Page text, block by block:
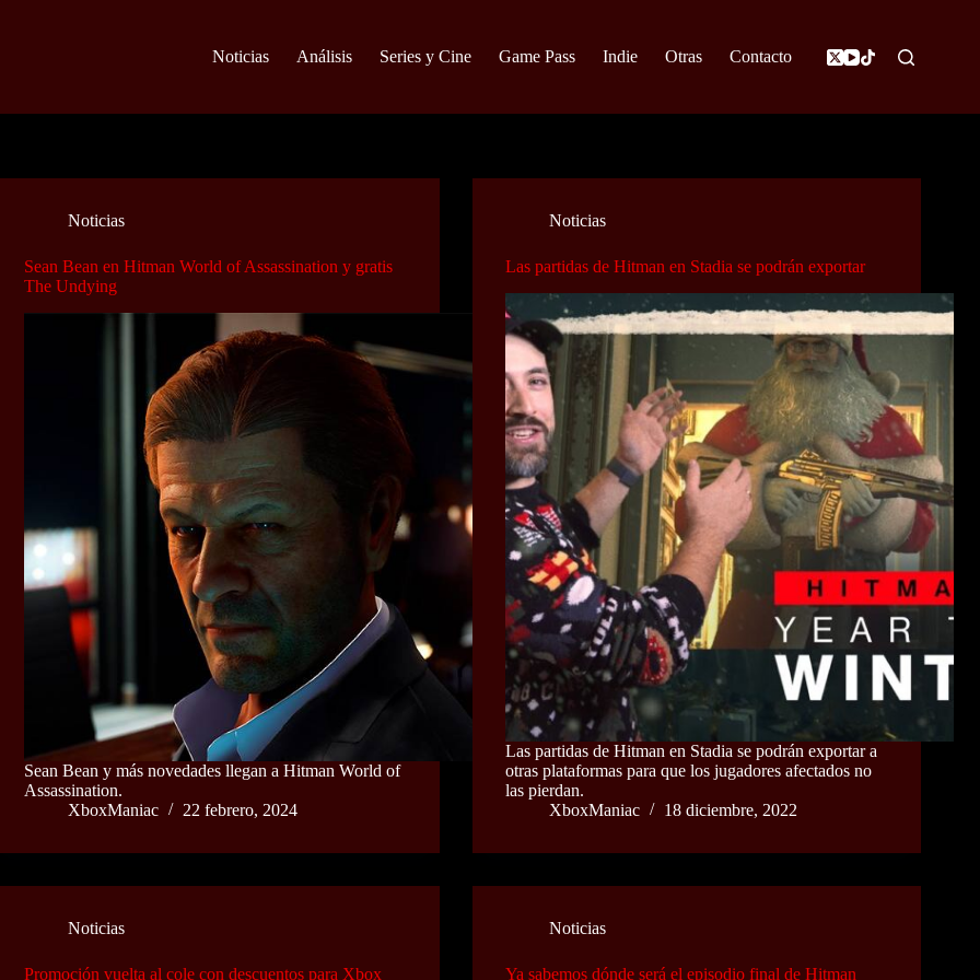
Noticias Análisis Series y Cine Game Pass Indie Otras Contacto
Noticias
Sean Bean en Hitman World of Assassination y gratis
The Undying
Sean Bean y más novedades llegan a Hitman World of
Assassination.
XboxManiac
22 febrero, 2024
Noticias
Las partidas de Hitman en Stadia se podrán exportar
Las partidas de Hitman en Stadia se podrán exportar a
otras plataformas para que los jugadores afectados no
las pierdan.
XboxManiac
18 diciembre, 2022
Noticias
Promoción vuelta al cole con descuentos para Xbox
Noticias
Ya sabemos dónde será el episodio final de Hitman